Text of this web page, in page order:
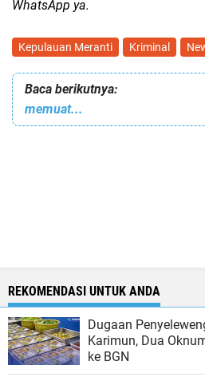
WhatsApp ya.
Kepulauan Meranti Kriminal
Baca berikutnya:
memuat...
REKOMENDASI UNTUK ANDA
Dugaan
Karimun, Dua
ke BGN